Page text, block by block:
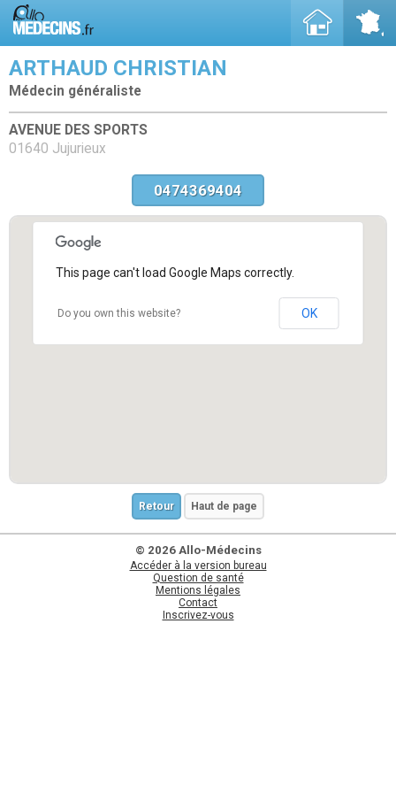
ARTHAUD CHRISTIAN
Médecin généraliste
AVENUE DES SPORTS
01640 Jujurieux
0474369404
This page can't load Google Maps correctly.
Do you own this website? OK
Retour Haut de page
© 2026 Allo-Médecins
Accéder à la version bureau
Question de santé
Mentions légales
Contact
Inscrivez-vous